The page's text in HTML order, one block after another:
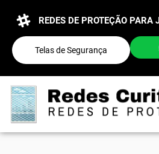
REDES DE PROTEÇÃO PARA
Telas de Segurança